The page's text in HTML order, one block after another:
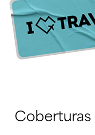
Coberturas